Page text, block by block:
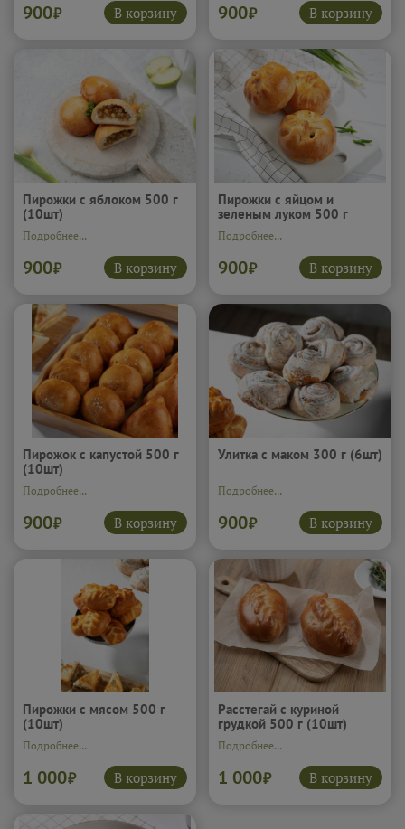
900₽ В корзину 900₽ В корзину
Пирожки с яблоком 500 г
(10шт)
Подробнее...
900₽ В корзину
Пирожки с яйцом и
зеленым луком 500 г
(10шт)
Подробнее...
900₽ В корзину
Пирожок с капустой 500 г
(10шт)
Подробнее...
900₽ В корзину
Улитка с маком 300 г (6шт)
Подробнее...
900₽ В корзину
Пирожки с мясом 500 г
(10шт)
Подробнее...
1 000₽ В корзину
Расстегай с куриной
грудкой 500 г (10шт)
Подробнее...
1 000₽ В корзину